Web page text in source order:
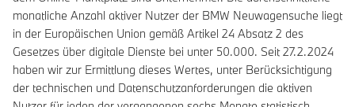
monatliche Anzahl aktiver Nutzer der BMW Neuwagensuche liegt
in der Europäischen Union gemäß Artikel 24 Absatz 2 des
Gesetzes über digitale Dienste bei unter 50.000. Seit 27.2.2024
haben wir zur Ermittlung dieses Wertes, unter Berücksichtigung
der technischen und Datenschutzanforderungen die aktiven